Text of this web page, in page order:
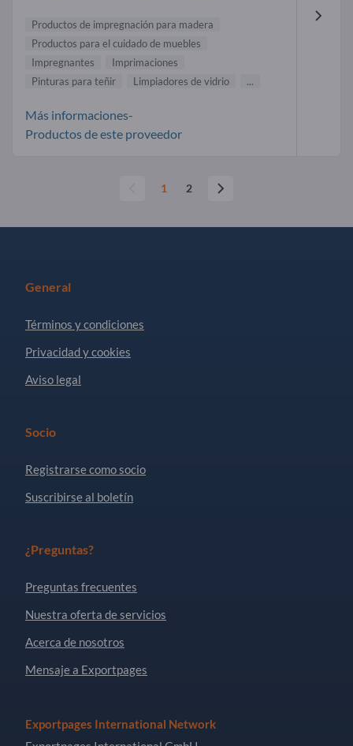
Productos de impregnación para madera
Productos para el cuidado de muebles
Impregnantes
Imprimaciones
Pinturas para teñir
Limpiadores de vidrio ...
Más informaciones-
Productos de este proveedor
1 2
General
Términos y condiciones
Privacidad y cookies
Aviso legal
Socio
Registrarse como socio
Suscribirse al boletín
¿Preguntas?
Preguntas frecuentes
Nuestra oferta de servicios
Acerca de nosotros
Mensaje a Exportpages
Exportpages International Network